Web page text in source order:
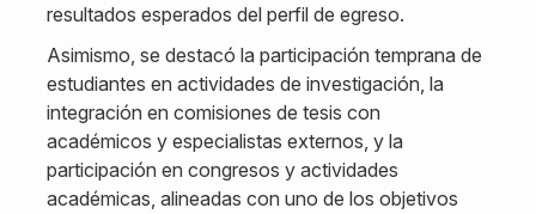
resultados esperados del perfil de egreso.
Asimismo, se destacó la participación temprana de
estudiantes en actividades de investigación, la
integración en comisiones de tesis con
académicos y especialistas externos, y la
participación en congresos y actividades
académicas, alineadas con uno de los objetivos